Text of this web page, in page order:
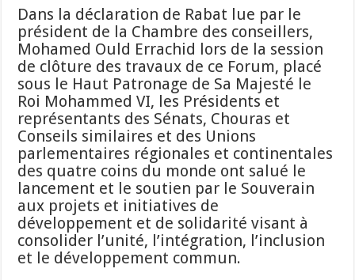
Dans la déclaration de Rabat lue par le
président de la Chambre des conseillers,
Mohamed Ould Errachid lors de la session
de clôture des travaux de ce Forum, placé
sous le Haut Patronage de Sa Majesté le
Roi Mohammed VI, les Présidents et
représentants des Sénats, Chouras et
Conseils similaires et des Unions
parlementaires régionales et continentales
des quatre coins du monde ont salué le
lancement et le soutien par le Souverain
aux projets et initiatives de
développement et de solidarité visant à
consolider l’unité, l’intégration, l’inclusion
et le développement commun.